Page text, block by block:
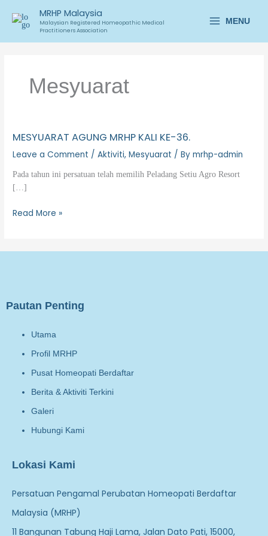
content
MRHP Malaysia
Malaysian Registered Homeopathic Medical
Practitioners Association
MENU
Mesyuarat
MESYUARAT AGUNG MRHP KALI KE-36.
Leave a Comment /Aktiviti,Mesyuarat / Bymrhp-admin
Pada tahun ini persatuan telah memilih Peladang Setiu Agro Resort
[…]
MESYUARAT
AGUNG
KALI
KE-
Read More »
Pautan Penting
Utama
Profil MRHP
Pusat Homeopati Berdaftar
Berita & Aktiviti Terkini
Galeri
Hubungi Kami
Lokasi Kami
Persatuan Pengamal Perubatan Homeopati Berdaftar
Malaysia (MRHP)
11 Bangunan Tabung Haji Lama, Jalan Dato Pati, 15000,